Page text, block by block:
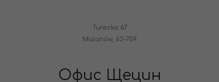
Turecka 67
Malanów, 62-709
Офис Щецин